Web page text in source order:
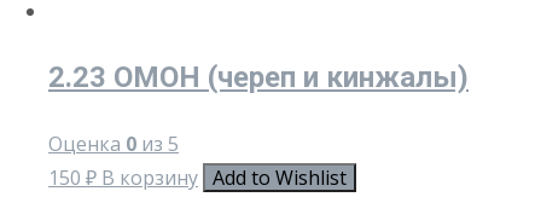
2.23 ОМОН (череп и кинжалы)
Оценка 0 из 5
150 ₽ В корзину Add to Wishlist